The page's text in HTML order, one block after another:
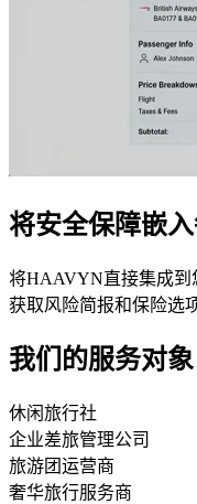
将安全保障嵌
将HAAVYN直接集成到
获取风险简报和保险选项
我们的服务对象
休闲旅行社
企业差旅管理公司
旅游团运营商
奢华旅行服务商